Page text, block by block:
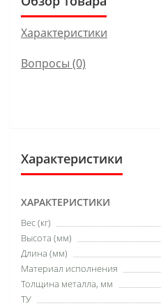
Характеристики
Вопросы (0)
Характеристики
ХАРАКТЕРИСТИКИ
Вес (кг)
Высота (мм)
Длина (мм)
Материал исполнения
Толщина металла, мм
ТУ